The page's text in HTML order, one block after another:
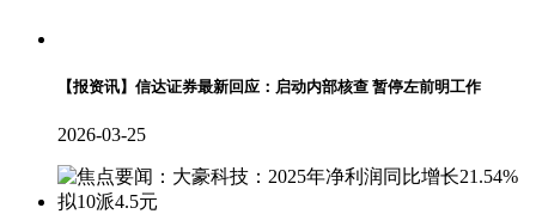
【报资讯】信达证券最新回应：启动内部核查 暂停左前明工作
2026-03-25